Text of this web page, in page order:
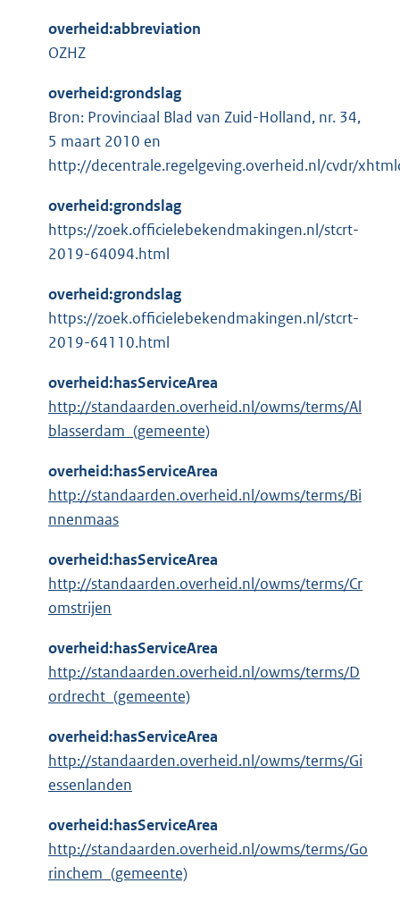
overheid:abbreviation
OZHZ
overheid:grondslag
Bron: Provinciaal Blad van Zuid-Holland, nr. 34,
5 maart 2010 en
http://decentrale.regelgeving.overheid.nl/cvdr/
overheid:grondslag
https://zoek.officielebekendmakingen.nl/stcrt-
2019-64094.html
overheid:grondslag
https://zoek.officielebekendmakingen.nl/stcrt-
2019-64110.html
overheid:hasServiceArea
http://standaarden.overheid.nl/owms/terms/Al
blasserdam_(gemeente)
overheid:hasServiceArea
http://standaarden.overheid.nl/owms/terms/Bi
nnenmaas
overheid:hasServiceArea
http://standaarden.overheid.nl/owms/terms/Cr
omstrijen
overheid:hasServiceArea
http://standaarden.overheid.nl/owms/terms/D
ordrecht_(gemeente)
overheid:hasServiceArea
http://standaarden.overheid.nl/owms/terms/Gi
essenlanden
overheid:hasServiceArea
http://standaarden.overheid.nl/owms/terms/Go
rinchem_(gemeente)